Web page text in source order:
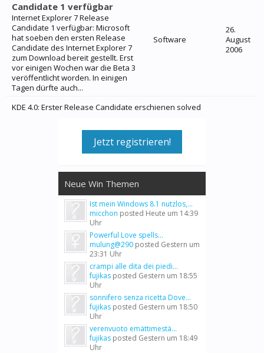
Candidate 1 verfügbar
Internet Explorer 7 Release
Candidate 1 verfügbar: Microsoft
hat soeben den ersten Release
Candidate des Internet Explorer 7
zum Download bereit gestellt. Erst
vor einigen Wochen war die Beta 3
veröffentlicht worden. In einigen
Tagen dürfte auch...
Software
26.
August
2006
KDE 4.0: Erster Release Candidate erschienen solved
Jetzt registrieren!
Neue Win Themen
Ist mein Windows 8.1 nutzlos,...
micchon posted Heute um 14:39
Uhr
Powerful Love spells...
mulung@290 posted Gestern um
23:31 Uhr
crampi alle dita dei piedi...
fujikas posted Gestern um 18:55
Uhr
sonnifero senza ricetta Dove...
fujikas posted Gestern um 18:50
Uhr
verenvuoto emättimestä...
fujikas posted Gestern um 18:49
Uhr